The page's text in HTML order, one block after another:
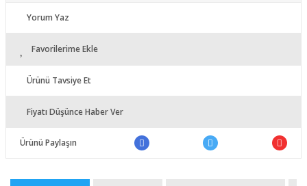
Yorum Yaz
Favorilerime Ekle
Ürünü Tavsiye Et
Fiyatı Düşünce Haber Ver
Ürünü Paylaşın